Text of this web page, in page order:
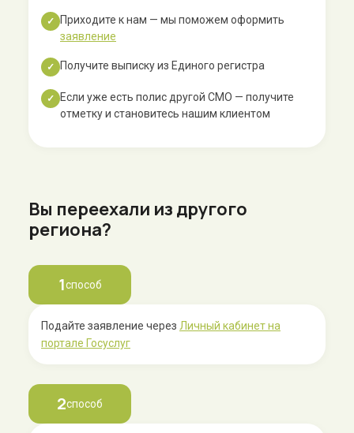
✓
Приходите к нам — мы поможем оформить
заявление
✓ Получите выписку из Единого регистра
✓
Если уже есть полис другой СМО — получите
отметку и становитесь нашим клиентом
Вы переехали из другого
региона?
1способ
Подайте заявление через Личный кабинет на
портале Госуслуг
2способ